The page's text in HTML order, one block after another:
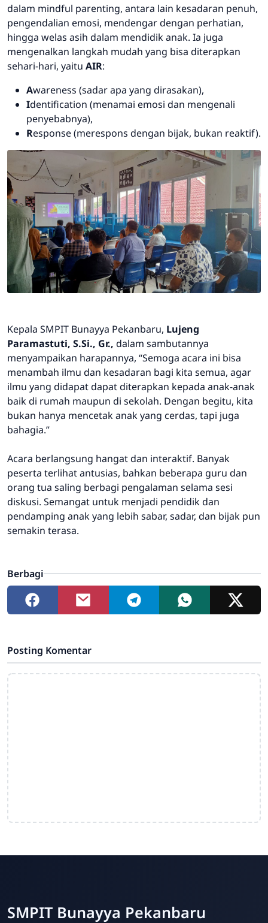
dalam mindful parenting, antara lain kesadaran penuh,
pengendalian emosi, mendengar dengan perhatian,
hingga welas asih dalam mendidik anak. Ia juga
mengenalkan langkah mudah yang bisa diterapkan
sehari-hari, yaitu AIR:
Awareness (sadar apa yang dirasakan),
Identification (menamai emosi dan mengenali
penyebabnya),
Response (merespons dengan bijak, bukan reaktif).
Kepala SMPIT Bunayya Pekanbaru, Lujeng
Paramastuti, S.Si., Gr., dalam sambutannya
menyampaikan harapannya, “Semoga acara ini bisa
menambah ilmu dan kesadaran bagi kita semua, agar
ilmu yang didapat dapat diterapkan kepada anak-anak
baik di rumah maupun di sekolah. Dengan begitu, kita
bukan hanya mencetak anak yang cerdas, tapi juga
bahagia.”
Acara berlangsung hangat dan interaktif. Banyak
peserta terlihat antusias, bahkan beberapa guru dan
orang tua saling berbagi pengalaman selama sesi
diskusi. Semangat untuk menjadi pendidik dan
pendamping anak yang lebih sabar, sadar, dan bijak pun
semakin terasa.
Berbagi
Posting Komentar
SMPIT Bunayya Pekanbaru